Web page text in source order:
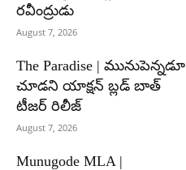
రవీంద్రుడు
August 7, 2026
The Paradise | మునుపెన్నడూ
చూడని యాక్షన్ బ్లడ్ బాత్
టీజర్ రిలీజ్
August 7, 2026
Munugode MLA |